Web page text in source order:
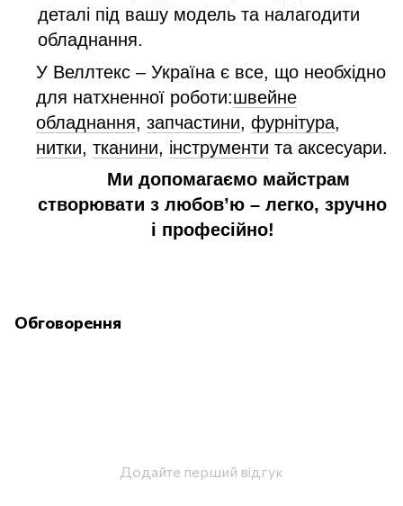
деталі під вашу модель та налагодити
обладнання.
У Веллтекс – Україна є все, що необхідно
для натхненної роботи:швейне
обладнання, запчастини, фурнітура,
нитки, тканини, інструменти та аксесуари.
Ми допомагаємо майстрам
створювати з любов’ю – легко, зручно
і професійно!
Обговорення
Додайте перший відгук